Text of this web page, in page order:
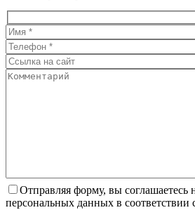
Отправляя форму, вы соглашаетесь
персональных данных в соответствии